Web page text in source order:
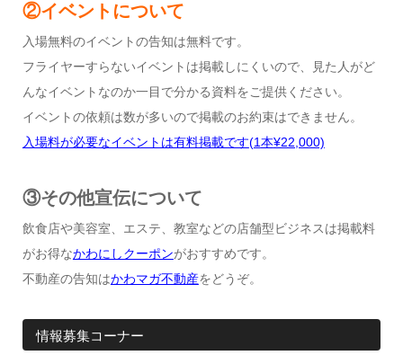
②イベントについて
入場無料のイベントの告知は無料です。
フライヤーすらないイベントは掲載しにくいので、見た人がど
んなイベントなのか一目で分かる資料をご提供ください。
イベントの依頼は数が多いので掲載のお約束はできません。
入場料が必要なイベントは有料掲載です(1本¥22,000)
③その他宣伝について
飲食店や美容室、エステ、教室などの店舗型ビジネスは掲載料
がお得なかわにしクーポンがおすすめです。
不動産の告知はかわマガ不動産をどうぞ。
情報募集コーナー